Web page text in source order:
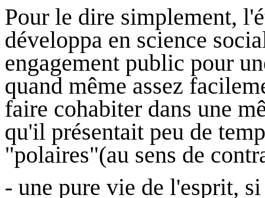
Pour le dire simplement,
développa en science
engagement public pour
quand même assez
faire cohabiter dans une
qu'il présentait peu de
"polaires"(au sens de
- une pure vie de l'esprit,